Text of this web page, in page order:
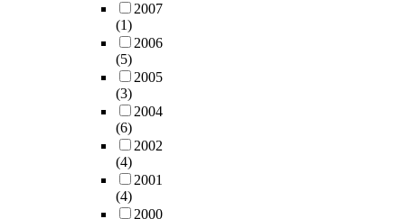
2007
(1)
2006
(5)
2005
(3)
2004
(6)
2002
(4)
2001
(4)
2000